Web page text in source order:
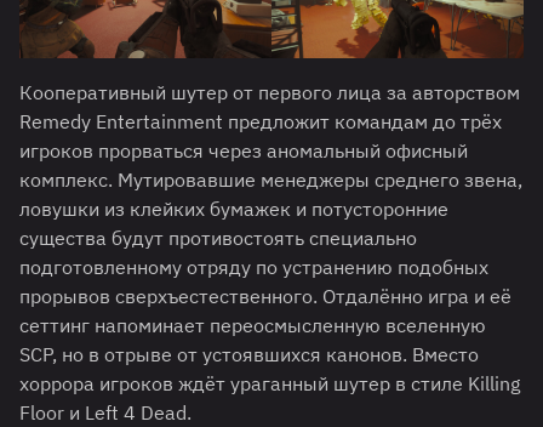
Кооперативный шутер от первого лица за авторством
Remedy Entertainment предложит командам до трёх
игроков прорваться через аномальный офисный
комплекс. Мутировавшие менеджеры среднего звена,
ловушки из клейких бумажек и потусторонние
существа будут противостоять специально
подготовленному отряду по устранению подобных
прорывов сверхъестественного. Отдалённо игра и её
сеттинг напоминает переосмысленную вселенную
SCP, но в отрыве от устоявшихся канонов. Вместо
хоррора игроков ждёт ураганный шутер в стиле Killing
Floor и Left 4 Dead.